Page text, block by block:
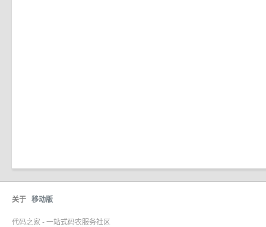
关于 移动版
代码之家 - 一站式码农服务社区